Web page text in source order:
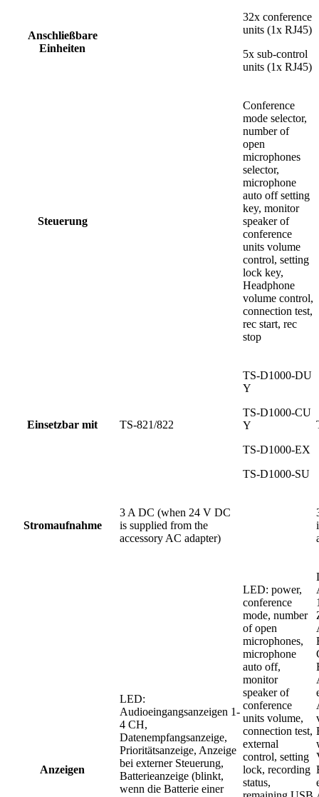
Anschließbare
Einheiten
32x conference
units (1x RJ45)
5x sub-control
units (1x RJ45)
Steuerung
Conference
mode selector,
number of
open
microphones
selector,
microphone
auto off setting
key, monitor
speaker of
conference
units volume
control, setting
lock key,
Headphone
volume control,
connection test,
rec start, rec
stop
Einsetzbar mit TS-821/822
TS-D1000-DU
Y
TS-D1000-CU
Y
TS-D1000-EX
TS-D1000-SU
Stromaufnahme
3 A DC (when 24 V DC
is supplied from the
accessory AC adapter)
Anzeigen
LED:
Audioeingangsanzeigen 1-
4 CH,
Datenempfangsanzeige,
Prioritätsanzeige, Anzeige
bei externer Steuerung,
Batterieanzeige (blinkt,
wenn die Batterie einer
LED: power,
conference
mode, number
of open
microphones,
microphone
auto off,
monitor
speaker of
conference
units volume,
connection test,
external
control, setting
lock, recording
status,